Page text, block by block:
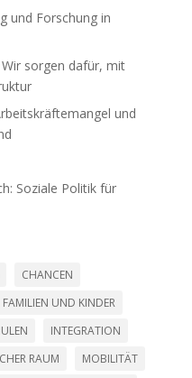
und Forschung in
Wir sorgen dafür, mit
und
Soziale Politik für
CHANCEN
FAMILIEN UND KINDER
INTEGRATION
RAUM
MOBILITÄT